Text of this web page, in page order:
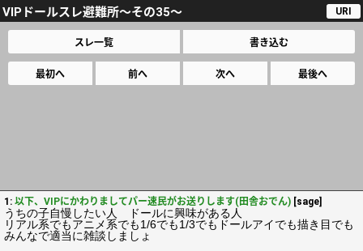
VIPドールスレ避難所～その35～ URI
スレ一覧 書き込む
最初へ 前へ 次へ 最後へ
1: 以下、VIPにかわりましてパー速民がお送りします(田舎おでん) [sage]
うちの子自慢したい人 ドールに興味がある人
リアル系でもアニメ系でも1/6でも1/3でもドールアイでも描き目でも
みんなで適当に雑談しましょ